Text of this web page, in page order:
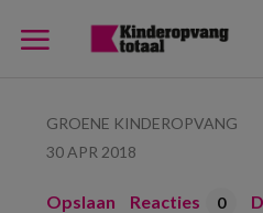
GROENE KINDEROPVANG
30 APR 2018
Opslaan Reacties 0